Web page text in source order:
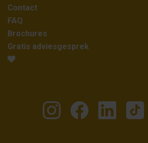
Contact
FAQ
Brochures
Gratis adviesgesprek